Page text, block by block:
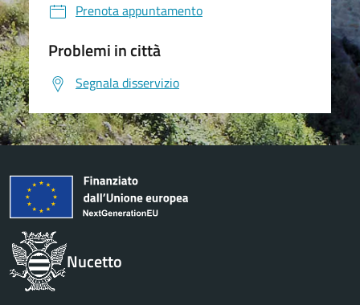
Prenota appuntamento
Problemi in città
Segnala disservizio
Nucetto